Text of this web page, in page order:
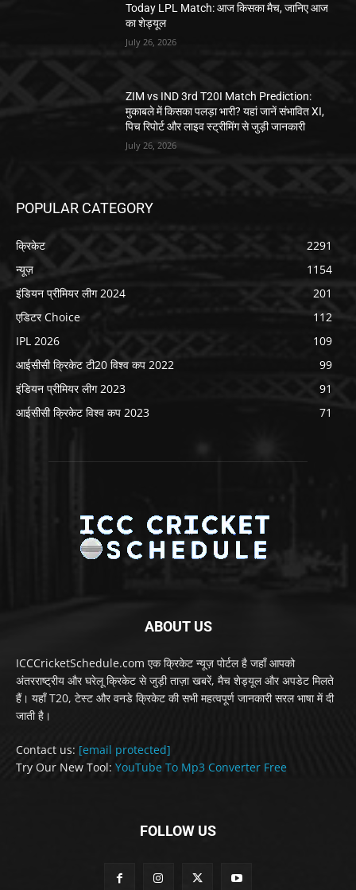
Today LPL Match: आज किसका मैच, जानिए आज
का शेड्यूल
July 26, 2026
ZIM vs IND 3rd T20I Match Prediction:
मुकाबले में किसका पलड़ा भारी? यहां जानें संभावित XI,
पिच रिपोर्ट और लाइव स्ट्रीमिंग से जुड़ी जानकारी
July 26, 2026
POPULAR CATEGORY
क्रिकेट
2291
न्यूज़
1154
इंडियन प्रीमियर लीग 2024
201
एडिटर Choice
112
IPL 2026
109
आईसीसी क्रिकेट टी20 विश्व कप 2022
99
इंडियन प्रीमियर लीग 2023
91
आईसीसी क्रिकेट विश्व कप 2023
71
ABOUT US
ICCCricketSchedule.com एक क्रिकेट न्यूज़ पोर्टल है जहाँ आपको
अंतरराष्ट्रीय और घरेलू क्रिकेट से जुड़ी ताज़ा खबरें, मैच शेड्यूल और अपडेट मिलते
हैं। यहाँ T20, टेस्ट और वनडे क्रिकेट की सभी महत्वपूर्ण जानकारी सरल भाषा में दी
जाती है।
Contact us: [email protected]
Try Our New Tool: YouTube To Mp3 Converter Free
FOLLOW US